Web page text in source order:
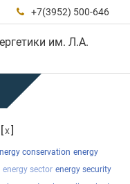
 +7(3952) 500-646
им. Л.А.
[x]
conservation energy
energy sector energy security